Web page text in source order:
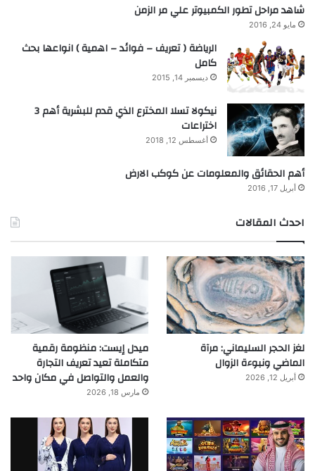
شاهد مراحل تطور الكمبيوتر علي مر الزمن
مايو 24, 2016
الرياضة ( تعريف – فوائد – اهمية ) انواعها بحث
كامل
ديسمبر 14, 2015
نيكولا تسلا المخترع الذي قدم للبشرية أهم 3
اختراعات
أغسطس 12, 2018
أهم الحقائق والمعلومات عن كوكب الارض
أبريل 17, 2016
احدث المقالات
لغز الحجر السليماني: مرآة
الماضي ونبوءة الزوال
أبريل 12, 2026
ميدل إيست: منظومة رقمية
متكاملة تعيد تعريف التجارة
والعمل والتواصل في مكان واحد
مارس 18, 2026